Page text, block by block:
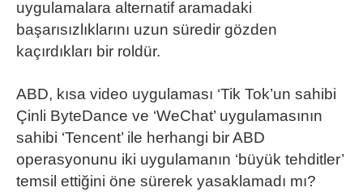
uygulamalara alternatif aramadaki
başarısızlıklarını uzun süredir gözden
kaçırdıkları bir roldür.
ABD, kısa video uygulaması ‘Tik Tok’un sahibi
Çinli ByteDance ve ‘WeChat’ uygulamasının
sahibi ‘Tencent’ ile herhangi bir ABD
operasyonunu iki uygulamanın ‘büyük tehditler’
temsil ettiğini öne sürerek yasaklamadı mı?